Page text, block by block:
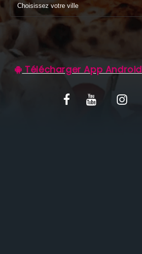
VOS AVIS
MENTIONS LÉGALES
Télécharger App Android